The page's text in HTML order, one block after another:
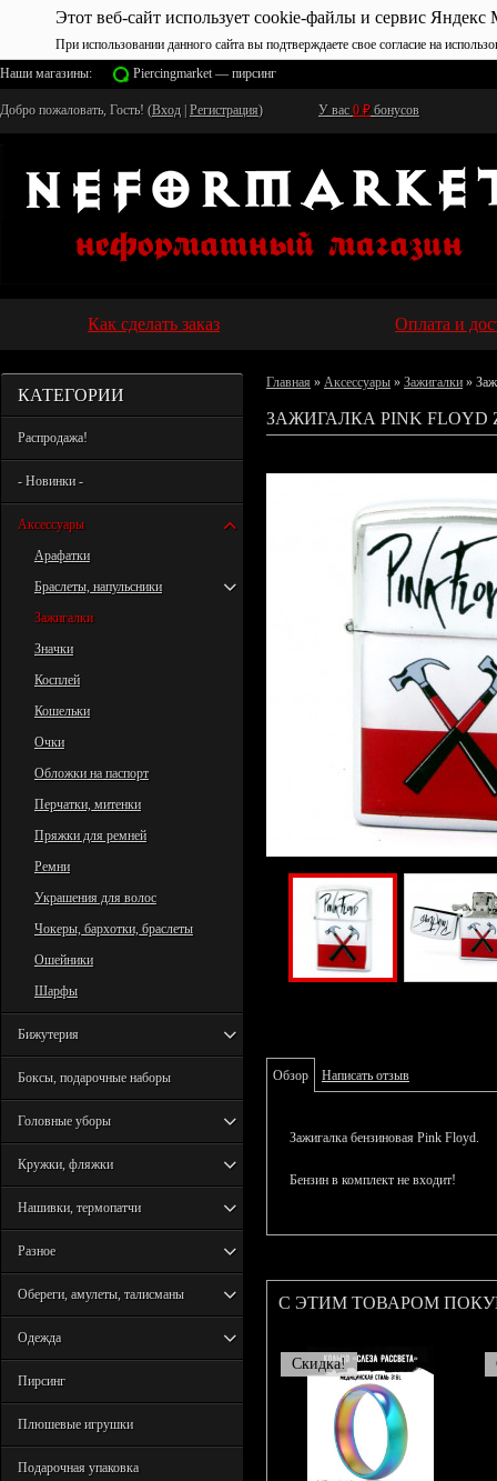
Этот веб-сайт использует cookie-файлы и сервис Яндекс
При использовании данного сайта вы подтверждаете свое согласие на
Наши магазины:
Piercingmarket — пирсинг
Добро пожаловать, Гость! (Вход Регистрация) У вас 0 ₽ бонусов
Как сделать заказ Оплата и
КАТЕГОРИИ
Распродажа!
- Новинки -
Аксессуары
Арафатки
Браслеты, напульсники
Зажигалки
Значки
Косплей
Кошельки
Очки
Обложки на паспорт
Перчатки, митенки
Пряжки для ремней
Ремни
Украшения для волос
Чокеры, бархотки, браслеты
Ошейники
Шарфы
Бижутерия
Боксы, подарочные наборы
Головные уборы
Кружки, фляжки
Нашивки, термопатчи
Разное
Обереги, амулеты, талисманы
Одежда
Пирсинг
Плюшевые игрушки
Подарочная упаковка
Главная » Аксессуары » Зажигалки »
ЗАЖИГАЛКА PINK FLOYD
Обзор Написать отзыв
Зажигалка бензиновая Pink Floyd.
Бензин в комплект не входит!
С ЭТИМ ТОВАРОМ
Скидка!